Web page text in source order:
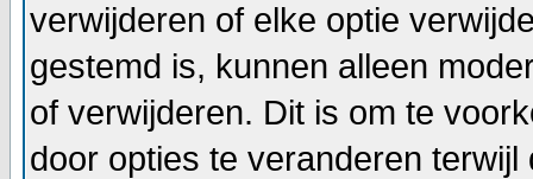
verwijderen of elke optie
gestemd is, kunnen alleen
of verwijderen. Dit is om te
door opties te veranderen terwijl